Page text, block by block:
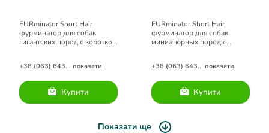
FURminator Short Hair
фурминатор для собак
гигантских пород с короткой
+38 (063) 643... показати
Купити
FURminator Short Hair
фурминатор для собак
миниатюрных пород с
+38 (063) 643... показати
Купити
Показати ще